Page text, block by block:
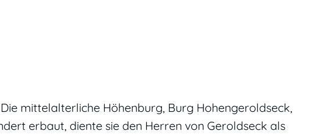
mittelalterliche Höhenburg, Burg Hohengeroldseck,
erbaut, diente sie den Herren von Geroldseck als